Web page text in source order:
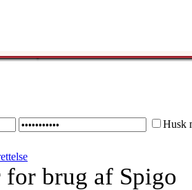
Husk
for brug af Spigo